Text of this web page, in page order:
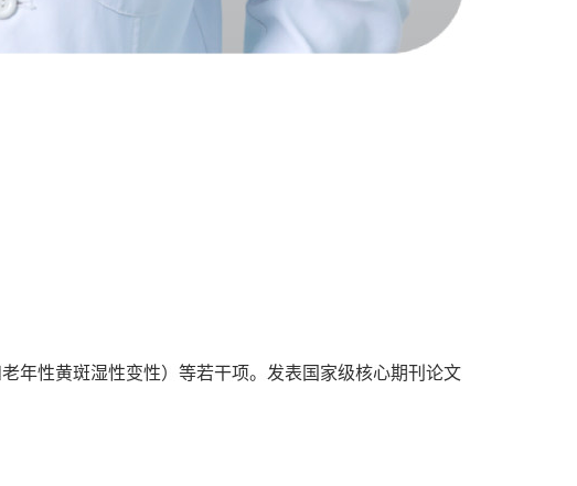
年性黄斑湿性变性）等若干项。发表国家级核心期刊论文